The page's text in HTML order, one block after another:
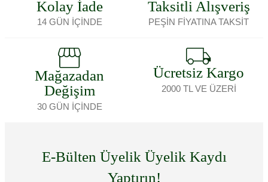
Kolay İade
14 GÜN İÇİNDE
Taksitli Alışveriş
PEŞİN FİYATINA TAKSİT
Mağazadan
Değişim
30 GÜN İÇİNDE
Ücretsiz Kargo
2000 TL VE ÜZERİ
E-Bülten Üyelik Üyelik Kaydı
Yaptırın!